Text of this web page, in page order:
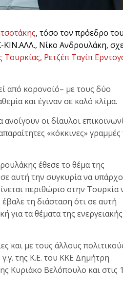
, τόσο τον πρόεδρο του
Νίκο Ανδρουλάκη,
Ρετζέπ Ταγίπ
από κορονοϊό– με τους δύο
και έγιναν σε καλό κλίμα.
ανοίγουν οι δίαυλοι
«κόκκινες»
έθεσε το θέμα της
σε αυτή την συγκυρία να
περιθώριο στην Τουρκία
τη διάσταση ότι σε αυτή
για τα θέματα της ενεργειακής
και με τους άλλους
της Κ.Ε. του ΚΚΕ Δημήτρη
Κυριάκο Βελόπουλο και στις